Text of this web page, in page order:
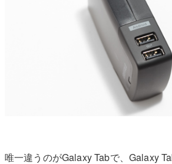
唯一違うのがGalaxy Tabで、Galaxy